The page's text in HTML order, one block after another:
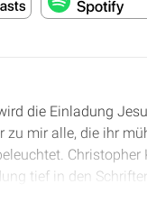
die Einladung
zu mir alle, die ihr
Christopher
tief in den